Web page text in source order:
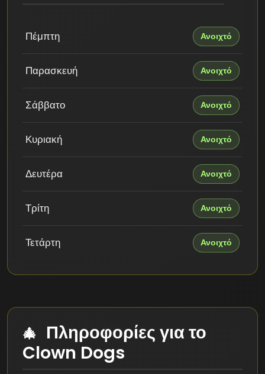
Πέμπτη Ανοιχτό
Παρασκευή Ανοιχτό
Σάββατο Ανοιχτό
Κυριακή Ανοιχτό
Δευτέρα Ανοιχτό
Τρίτη Ανοιχτό
Τετάρτη Ανοιχτό
Πληροφορίες για το
Clown Dogs